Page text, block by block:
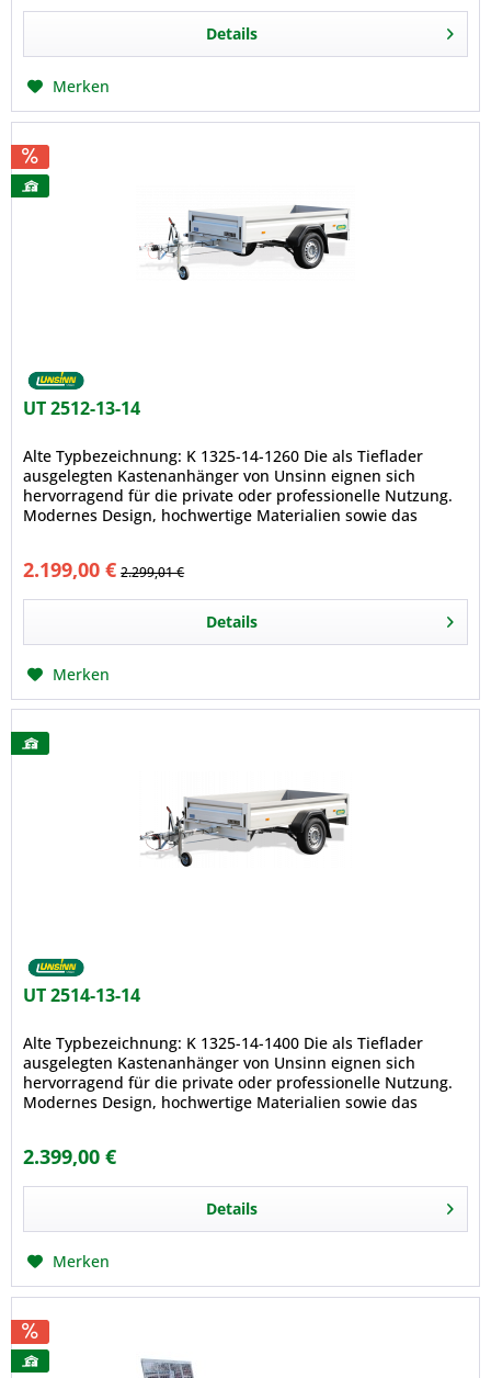
Details
Merken
UT 2512-13-14
Alte Typbezeichnung: K 1325-14-1260 Die als Tieflader
ausgelegten Kastenanhänger von Unsinn eignen sich
hervorragend für die private oder professionelle Nutzung.
Modernes Design, hochwertige Materialien sowie das
2.199,00 € 2.299,01 €
Details
Merken
UT 2514-13-14
Alte Typbezeichnung: K 1325-14-1400 Die als Tieflader
ausgelegten Kastenanhänger von Unsinn eignen sich
hervorragend für die private oder professionelle Nutzung.
Modernes Design, hochwertige Materialien sowie das
2.399,00 €
Details
Merken